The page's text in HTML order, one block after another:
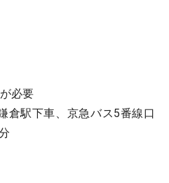
必要
倉駅下車、京急バス5番線口